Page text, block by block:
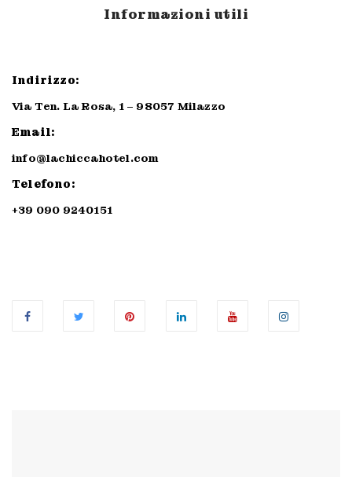
Informazioni utili
Indirizzo:
Via Ten. La Rosa, 1 – 98057 Milazzo
Email:
info@lachiccahotel.com
Telefono:
+39 090 9240151